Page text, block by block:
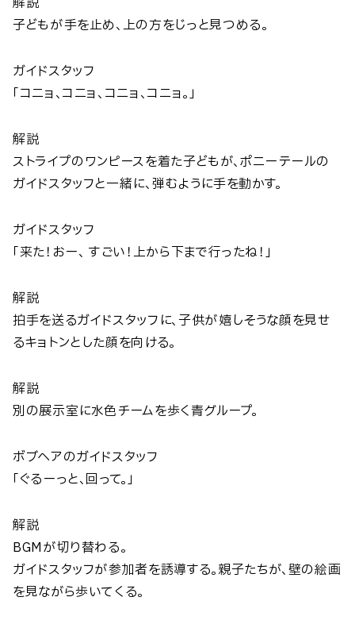
子どもが手を止め、上の方をじっと見つめる。
ガイドスタッフ
「コニョ、コニョ、コニョ、コニョ。」
解説
ストライプのワンピースを着た子どもが、ポニーテールの
ガイドスタッフと一緒に、弾むように手を動かす。
ガイドスタッフ
「来た！おー、 すごい！上から下まで行ったね！」
解説
拍手を送るガイドスタッフに、子供が嬉しそうな顔を見せ
るキョトンとした顔を向ける。
解説
別の展示室に水色チームを歩く青グループ。
ボブヘアのガイドスタッフ
「ぐるーっと、回って。」
解説
BGMが切り替わる。
ガイドスタッフが参加者を誘導する。親子たちが、壁の絵画
を見ながら歩いてくる。